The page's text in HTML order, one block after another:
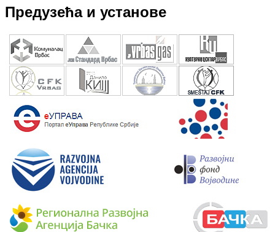
Предузећа и установе